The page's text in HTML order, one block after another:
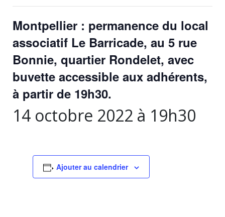
Montpellier : permanence du local
associatif Le Barricade, au 5 rue
Bonnie, quartier Rondelet, avec
buvette accessible aux adhérents,
à partir de 19h30.
14 octobre 2022 à 19h30
Ajouter au calendrier